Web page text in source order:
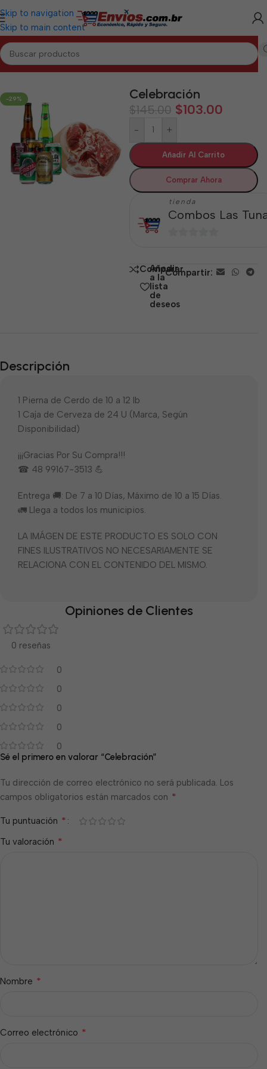
Skip to navigation
Skip to main content
Inicio/LAS TUNAS/Combos Las Tunas
-29% Celebración
$145.00 $103.00
- +
Añadir Al Carrito
Comprar Ahora
tienda
Combos Las
5
Comparar
Añadir
a la
lista
de
deseos
Compartir:
Descripción
1 Pierna de Cerdo de 10 a 12 lb
1 Caja de Cerveza de 24 U (Marca, Según
Disponibilidad)
¡¡¡Gracias Por Su Compra!!!
☎ 48 99167-3513 💪
Entrega 🚚: De 7 a 10 Días, Máximo de 10 a 15 Días.
🚛 Llega a todos los municipios.
LA IMÁGEN DE ESTE PRODUCTO ES SOLO CON
FINES ILUSTRATIVOS NO NECESARIAMENTE SE
RELACIONA CON EL CONTENIDO DEL MISMO.
Opiniones de Clientes
0 reseñas
0
0
0
0
0
Sé el primero en valorar “Celebración”
Tu dirección de correo electrónico no será publicada. Los
campos obligatorios están marcados con *
Tu puntuación *
Tu valoración *
Nombre *
Correo electrónico *